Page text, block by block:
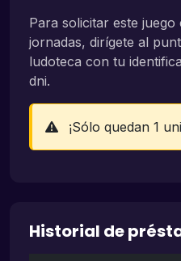
Para solicitar este
jornadas, dirígete al
ludoteca con tu
dni.
¡Sólo quedan 1
Historial de